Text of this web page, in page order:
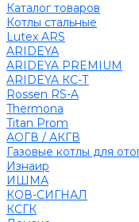
Каталог товаров
Котлы стальные
Lutex ARS
ARIDEYA
ARIDEYA PREMIUM
ARIDEYA КС-Т
Rossen RS-A
Thermona
Titan Prom
АОГВ / АКГВ
Газовые котлы для
Изнаир
ИШМА
КОВ-СИГНАЛ
КСГК